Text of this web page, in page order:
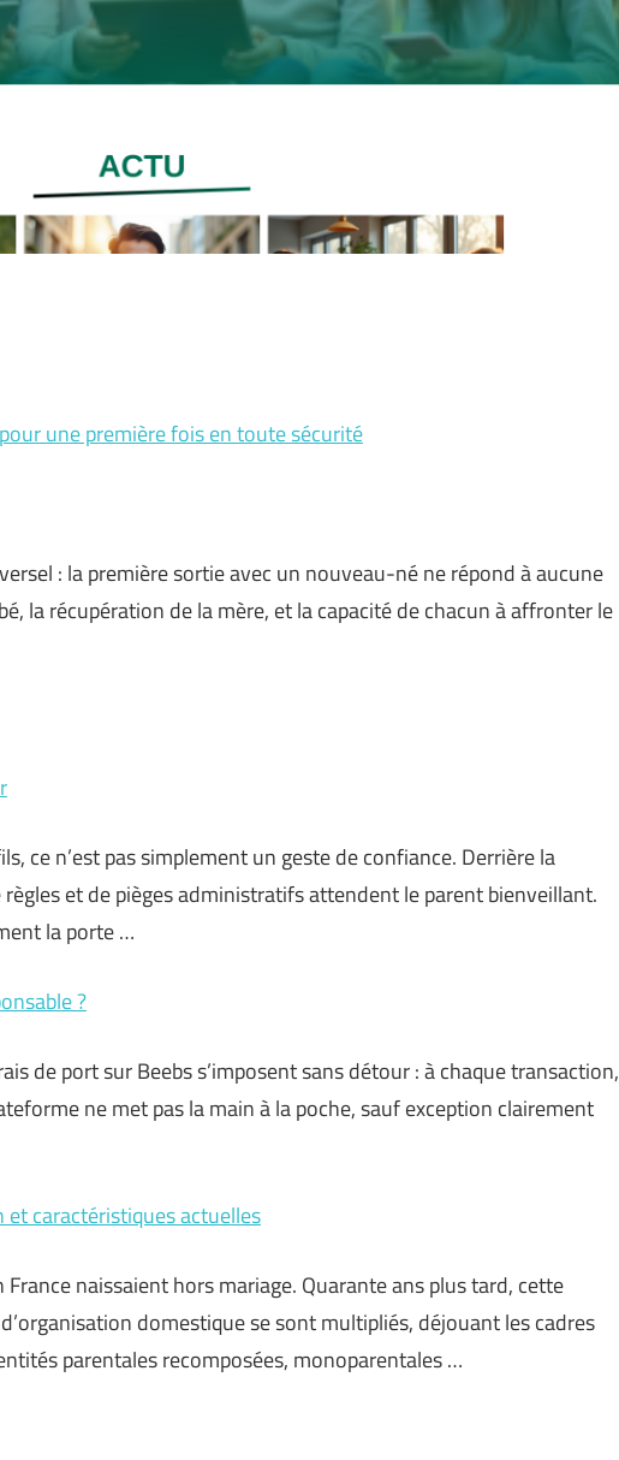
une première fois en toute sécurité
: la première sortie avec un nouveau-né ne répond à aucune
la récupération de la mère, et la capacité de chacun à affronter le
ce n’est pas simplement un geste de confiance. Derrière la
et de pièges administratifs attendent le parent bienveillant.
la porte …
?
de port sur Beebs s’imposent sans détour : à chaque transaction,
ne met pas la main à la poche, sauf exception clairement
caractéristiques actuelles
naissaient hors mariage. Quarante ans plus tard, cette
domestique se sont multipliés, déjouant les cadres
parentales recomposées, monoparentales …